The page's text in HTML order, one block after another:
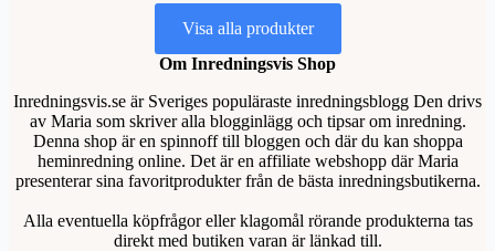
Visa alla produkter
Om Inredningsvis Shop
Inredningsvis.se är Sveriges populäraste inredningsblogg Den drivs
av Maria som skriver alla blogginlägg och tipsar om inredning.
Denna shop är en spinnoff till bloggen och där du kan shoppa
heminredning online. Det är en affiliate webshopp där Maria
presenterar sina favoritprodukter från de bästa inredningsbutikerna.
Alla eventuella köpfrågor eller klagomål rörande produkterna tas
direkt med butiken varan är länkad till.